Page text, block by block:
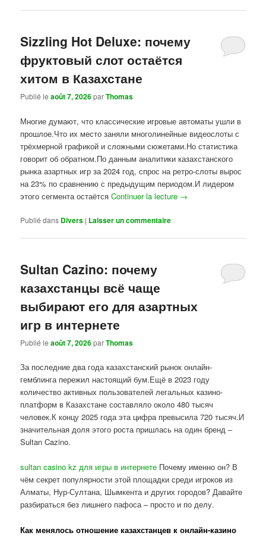
Sizzling Hot Deluxe: почему
фруктовый слот остаётся
хитом в Казахстане
Publié leaoût 7, 2026parThomas
Многие думают, что классические игровые автоматы ушли в
прошлое.Что их место заняли многолинейные видеослоты с
трёхмерной графикой и сложными сюжетами.Но статистика
говорит об обратном.По данным аналитики казахстанского
рынка азартных игр за 2024 год, спрос на ретро-слоты вырос
на 23% по сравнению с предыдущим периодом.И лидером
этого сегмента остаётсяContinuer la lecture →
Publié dans Divers | Laisser un commentaire
Sultan Cazino: почему
казахстанцы всё чаще
выбирают его для азартных
игр в интернете
Publié leaoût 7, 2026parThomas
За последние два года казахстанский рынок онлайн-
гемблинга пережил настоящий бум.Ещё в 2023 году
количество активных пользователей легальных казино-
платформ в Казахстане составляло около 480 тысяч
человек.К концу 2025 года эта цифра превысила 720 тысяч.И
значительная доля этого роста пришлась на один бренд –
Sultan Cazino.
sultan casino kz для игры в интернете Почему именно он? В
чём секрет популярности этой площадки среди игроков из
Алматы, Нур-Султана, Шымкента и других городов? Давайте
разбираться без лишнего пафоса – просто и по делу.
Как менялось отношение казахстанцев к онлайн-казино